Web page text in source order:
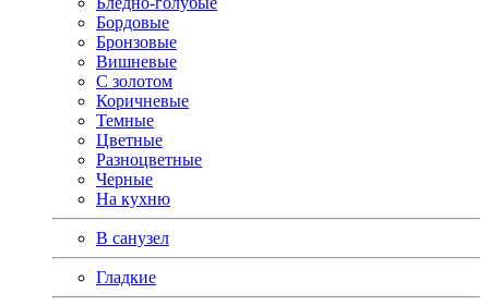
Бордовые
Бронзовые
Вишневые
С золотом
Коричневые
Темные
Цветные
Разноцветные
Черные
На кухню
В санузел
Гладкие